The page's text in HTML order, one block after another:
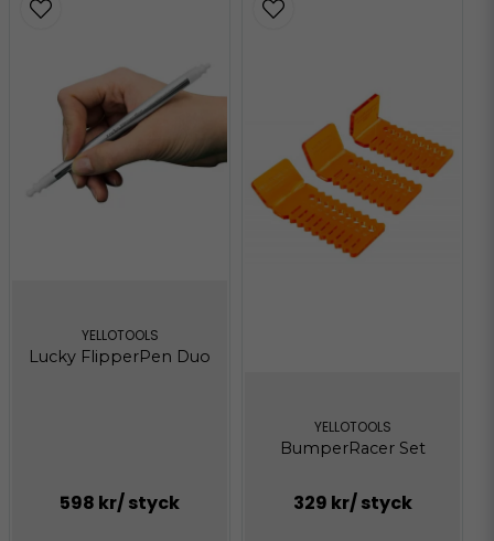
YELLOTOOLS
Lucky FlipperPen Duo
598 kr/ styck
YELLOTOOLS
BumperRacer Set
329 kr/ styck